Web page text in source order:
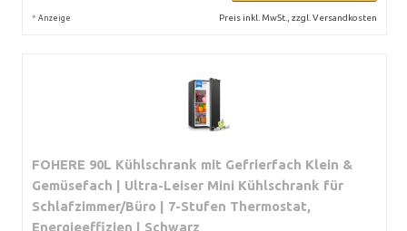
* Anzeige Preis inkl. MwSt., zzgl. Versandkosten
FOHERE 90L Kühlschrank mit Gefrierfach Klein &
Gemüsefach | Ultra-Leiser Mini Kühlschrank für
Schlafzimmer/Büro | 7-Stufen Thermostat,
Energieeffizien | Schwarz